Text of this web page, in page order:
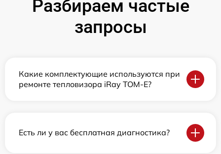
Разбираем частые
запросы
Какие комплектующие используются при
ремонте тепловизора iRay TOM-E?
Есть ли у вас бесплатная диагностика?